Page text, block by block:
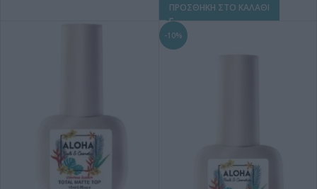
ΠΡΟΣΘΗΚΗ ΣΤΟ ΚΑΛΑΘΙ
-10%